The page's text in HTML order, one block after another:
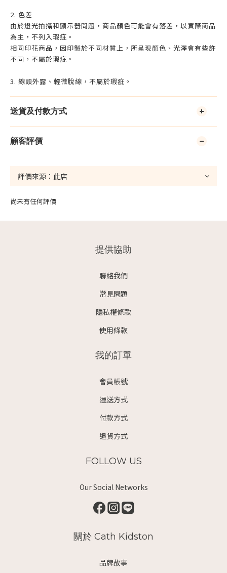
2. 色差
由於燈光拍攝和顯示器問題，商品顏色可能會有落差，以實際商品
為主，不列入瑕疵。
相同印花商品，因印製於不同材質上，所呈現顏色、光澤會有些許
不同，不屬於瑕疵。
3. 線頭外露、輕微脫線，不屬於瑕疵。
送貨及付款方式
顧客評價
尚未有任何評價
提供協助
聯絡我們
常見問題
隱私權條款
使用條款
我的訂單
會員帳號
運送方式
付款方式
退貨方式
FOLLOW US
Our Social Networks
關於 Cath Kidston
品牌故事